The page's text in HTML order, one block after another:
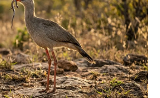
acumula carotenoides da fruta na
e só o macho...
de 2026